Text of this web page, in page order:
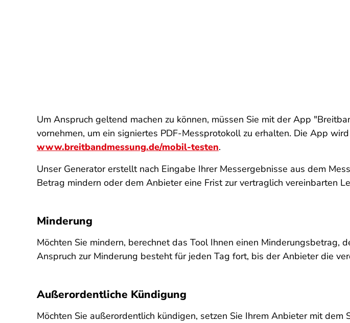
Um Anspruch geltend machen zu können, müssen Sie mit der App
vornehmen, um ein signiertes PDF-Messprotokoll zu erhalten. Die App
www.breitbandmessung.de/mobil-testen.
Unser Generator erstellt nach Eingabe Ihrer Messergebnisse aus dem
Betrag mindern oder dem Anbieter eine Frist zur vertraglich vereinbarten
Minderung
Möchten Sie mindern, berechnet das Tool Ihnen einen Minderungsbetrag,
Anspruch zur Minderung besteht für jeden Tag fort, bis der Anbieter die
Außerordentliche Kündigung
Möchten Sie außerordentlich kündigen, setzen Sie Ihrem Anbieter mit